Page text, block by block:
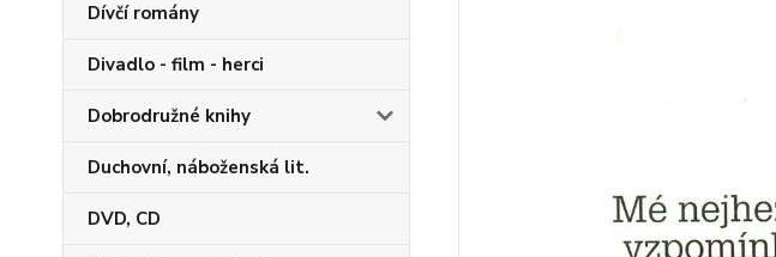
Dívčí romány
Divadlo - film - herci
Dobrodružné knihy
Duchovní, náboženská lit.
DVD, CD